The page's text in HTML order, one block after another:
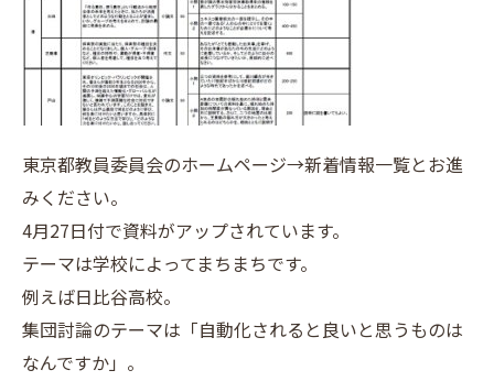
東京都教員委員会のホームページ→新着情報一覧とお進
みください。
4月27日付で資料がアップされています。
テーマは学校によってまちまちです。
例えば日比谷高校。
集団討論のテーマは「自動化されると良いと思うものは
なんですか」。